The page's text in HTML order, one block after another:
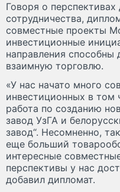
Говоря о перспективах
сотрудничества,
совместные проекты
инвестиционные
направления способны
взаимную торговлю.
«У нас начато много
инвестиционных в том
работа по созданию
завод УзГА и
завод“. Несомненно,
еще больший
интересные
перспективы у нас
добавил дипломат.